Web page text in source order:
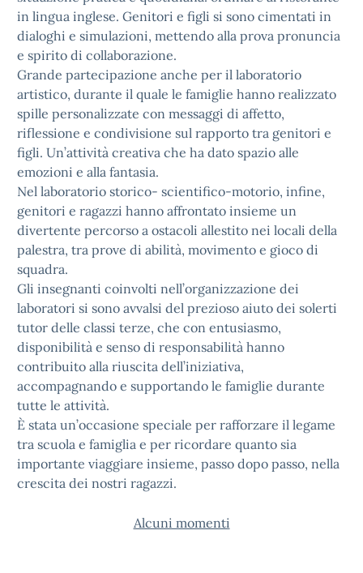
in lingua inglese. Genitori e figli si sono cimentati in
dialoghi e simulazioni, mettendo alla prova pronuncia
e spirito di collaborazione.
Grande partecipazione anche per il laboratorio
artistico, durante il quale le famiglie hanno realizzato
spille personalizzate con messaggi di affetto,
riflessione e condivisione sul rapporto tra genitori e
figli. Un’attività creativa che ha dato spazio alle
emozioni e alla fantasia.
Nel laboratorio storico- scientifico-motorio, infine,
genitori e ragazzi hanno affrontato insieme un
divertente percorso a ostacoli allestito nei locali della
palestra, tra prove di abilità, movimento e gioco di
squadra.
Gli insegnanti coinvolti nell’organizzazione dei
laboratori si sono avvalsi del prezioso aiuto dei solerti
tutor delle classi terze, che con entusiasmo,
disponibilità e senso di responsabilità hanno
contribuito alla riuscita dell’iniziativa,
accompagnando e supportando le famiglie durante
tutte le attività.
È stata un’occasione speciale per rafforzare il legame
tra scuola e famiglia e per ricordare quanto sia
importante viaggiare insieme, passo dopo passo, nella
crescita dei nostri ragazzi.
Alcuni momenti